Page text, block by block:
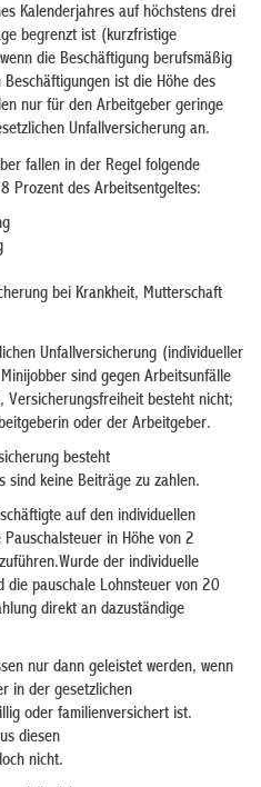
Kalenderjahres auf höchstens drei
begrenzt ist (kurzfristige
die Beschäftigung berufsmäßig
ist die Höhe des
nur für den Arbeitgeber geringe
Unfallversicherung an.
fallen in der Regel folgende
Prozent des Arbeitsentgeltes:
bei Krankheit, Mutterschaft
Unfallversicherung (individueller
sind gegen Arbeitsunfälle
Versicherungsfreiheit besteht nicht;
oder der Arbeitgeber.
besteht
sind keine Beiträge zu zahlen.
auf den individuellen
in Höhe von 2
der individuelle
die pauschale Lohnsteuer von 20
direkt an dazuständige
nur dann geleistet werden, wenn
in der gesetzlichen
oder familienversichert ist.
diesen
nicht.